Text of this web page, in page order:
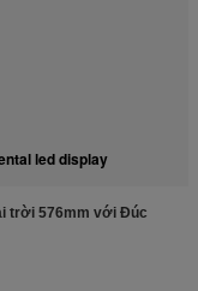
led display
trời 576mm với Đúc